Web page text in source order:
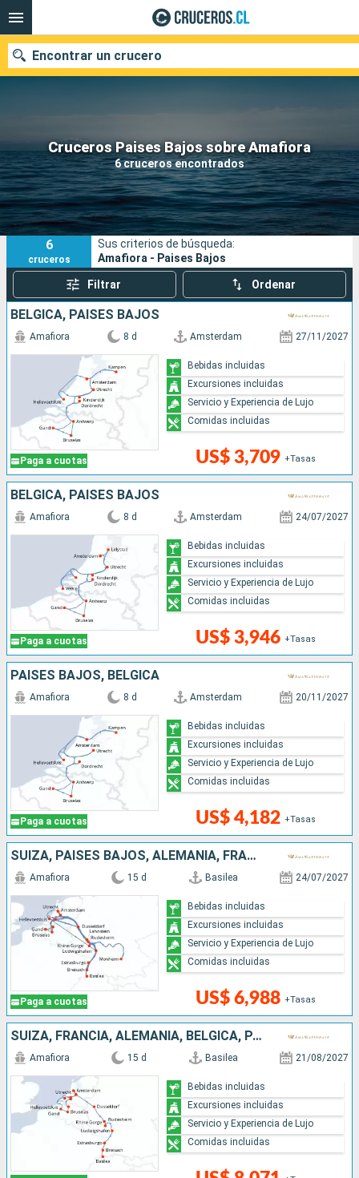
Cruceros Paises Bajos sobre Amafiora
6 cruceros encontrados
Encontrar un crucero
Nuestros destinos
Fecha de salida
Puertos Compañías
Buscar
6
cruceros
Sus criterios de búsqueda:
Amafiora - Paises Bajos
Filtrar Ordenar
BÉLGICA, PAISES BAJOS
Paga a cuotas
Amafiora 8 d Amsterdam 27/11/2027
US$ 3,709 +Tasas
Bebidas incluidas
Excursiones incluidas
Servicio y Experiencia de Lujo
Comidas incluidas
BÉLGICA, PAISES BAJOS
Paga a cuotas
Amafiora 8 d Amsterdam 24/07/2027
US$ 3,946 +Tasas
Bebidas incluidas
Excursiones incluidas
Servicio y Experiencia de Lujo
Comidas incluidas
PAISES BAJOS, BÉLGICA
Paga a cuotas
Amafiora 8 d Amsterdam 20/11/2027
US$ 4,182 +Tasas
Bebidas incluidas
Excursiones incluidas
Servicio y Experiencia de Lujo
Comidas incluidas
SUIZA, PAISES BAJOS, ALEMANIA, FRANCIA, BÉLGICA, REPÚBLICA DOMINICANA
Paga a cuotas
Amafiora 15 d Basilea 24/07/2027
US$ 6,988 +Tasas
Bebidas incluidas
Excursiones incluidas
Servicio y Experiencia de Lujo
Comidas incluidas
SUIZA, FRANCIA, ALEMANIA, BÉLGICA, PAISES BAJOS
Amafiora 15 d Basilea 21/08/2027
Bebidas incluidas
Excursiones incluidas
Servicio y Experiencia de Lujo
Comidas incluidas